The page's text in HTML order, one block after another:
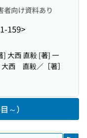
者向け資料あり
159>
] 大西 直毅 [著] 一
西 直毅／［著］
～）